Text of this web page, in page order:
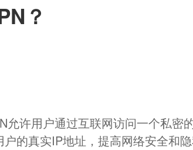
？
允许用户通过互联网访问一个私密
的真实IP地址，提高网络安全和隐